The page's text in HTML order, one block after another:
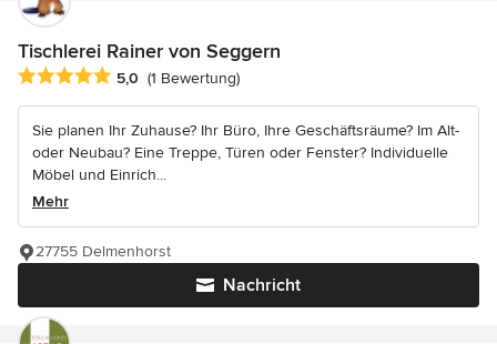
Tischlerei Rainer von Seggern
Durchschnittliche Bewertung: 5 von 5 Sternen
5,0 (1 Bewertung)
Sie planen Ihr Zuhause? Ihr Büro, Ihre Geschäftsräume? Im Alt-
oder Neubau? Eine Treppe, Türen oder Fenster? Individuelle
Möbel und Einrich...
Mehr
Nachricht
27755 Delmenhorst